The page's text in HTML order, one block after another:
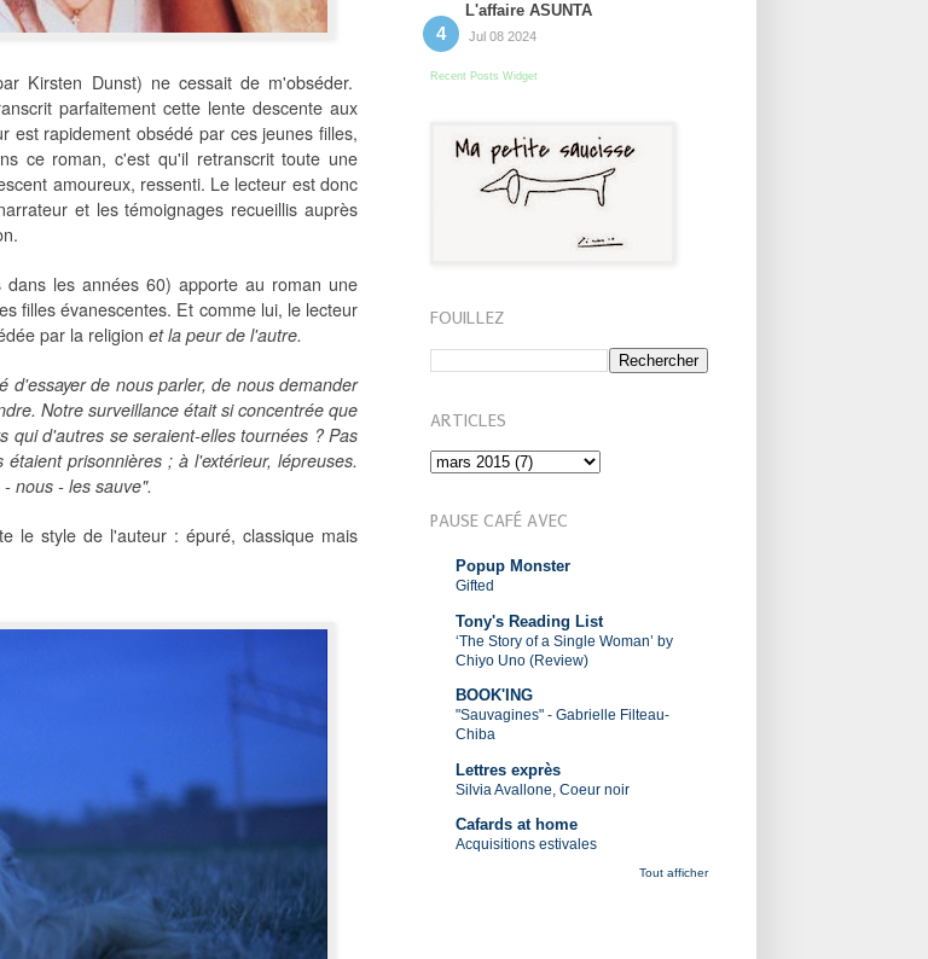
Kirsten Dunst) ne cessait de m'obséder.
parfaitement cette lente descente aux
est rapidement obsédé par ces jeunes filles,
ce roman, c'est qu'il retranscrit toute une
amoureux, ressenti. Le lecteur est donc
et les témoignages recueillis auprès
les années 60) apporte au roman une
filles évanescentes. Et comme lui, le lecteur
par la religion et la peur de l'autre.
d'essayer de nous parler, de nous demander
Notre surveillance était si concentrée que
qui d'autres se seraient-elles tournées ? Pas
prisonnières ; à l'extérieur, lépreuses.
nous - les sauve".
le style de l'auteur : épuré, classique mais
L'affaire ASUNTA
Jul 08 2024
Recent Posts Widget
FOUILLEZ
ARTICLES
PAUSE CAFÉ AVEC
Popup Monster
Gifted
Tony's Reading List
‘The Story of a Single Woman’ by
Chiyo Uno (Review)
BOOK'ING
"Sauvagines" - Gabrielle Filteau-
Chiba
Lettres exprès
Silvia Avallone, Coeur noir
Cafards at home
Acquisitions estivales
Tout afficher